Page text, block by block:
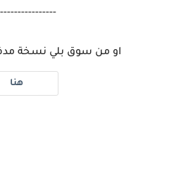
او من سوق بلي نسخة
هنا